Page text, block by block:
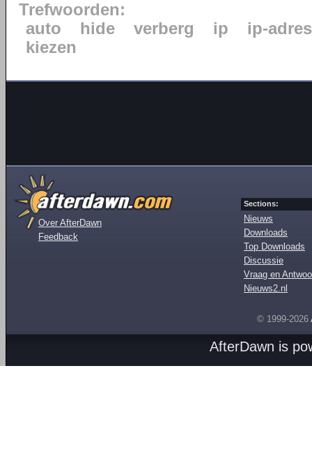
Trefwoorden:
auto
hide verberg ip
ip-adres
kiezen
Over AfterDawn
Feedback
Sections:
Nieuws
Downloads
Top Downloads
Discussie
Vraag en
Nieuws2.nl
© 1999-2026
AfterDawn is